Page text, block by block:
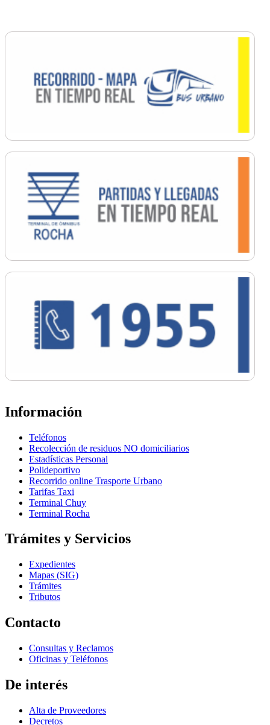
Información
Teléfonos
Recolección de residuos NO domiciliarios
Estadísticas Personal
Polideportivo
Recorrido online Trasporte Urbano
Tarifas Taxi
Terminal Chuy
Terminal Rocha
Trámites y Servicios
Expedientes
Mapas (SIG)
Trámites
Tributos
Contacto
Consultas y Reclamos
Oficinas y Teléfonos
De interés
Alta de Proveedores
Decretos